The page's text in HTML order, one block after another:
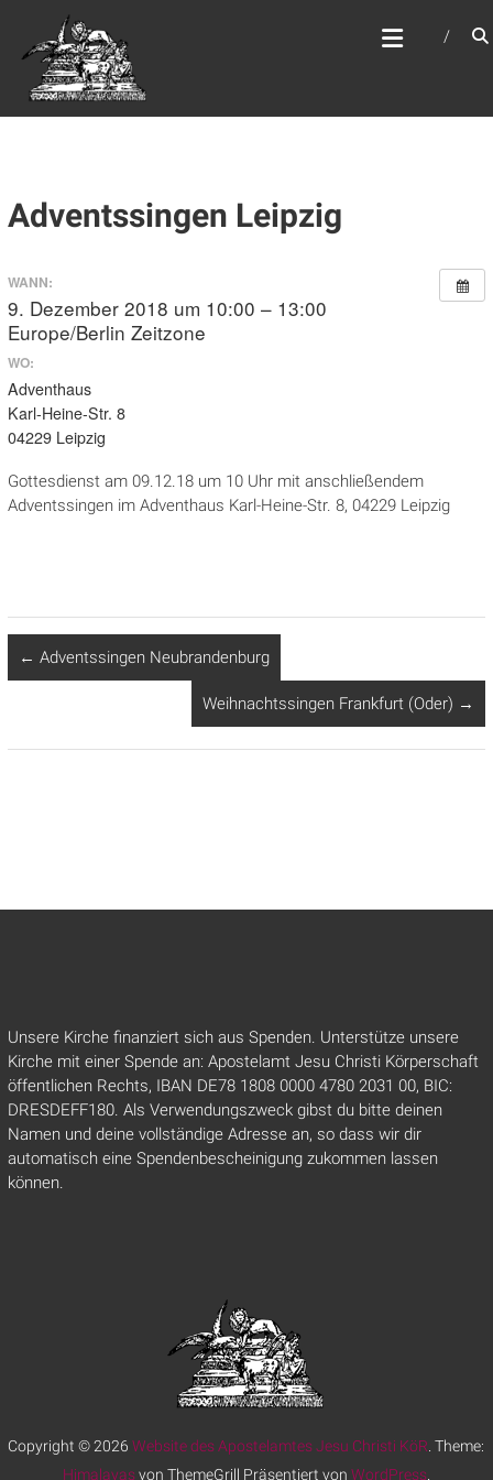
springen
WEBSITE DES
APOSTELAMTES JESU
CHRISTI KÖR
Adventssingen Leipzig
WANN:
9. Dezember 2018 um 10:00 – 13:00
Europe/Berlin Zeitzone
WO:
Adventhaus
Karl-Heine-Str. 8
04229 Leipzig
Gottesdienst am 09.12.18 um 10 Uhr mit anschließendem
Adventssingen im Adventhaus Karl-Heine-Str. 8, 04229 Leipzig
← Adventssingen Neubrandenburg
Weihnachtssingen Frankfurt (Oder) →
Unsere Kirche finanziert sich aus Spenden. Unterstütze unsere
Kirche mit einer Spende an: Apostelamt Jesu Christi Körperschaft
öffentlichen Rechts, IBAN DE78 1808 0000 4780 2031 00, BIC:
DRESDEFF180. Als Verwendungszweck gibst du bitte deinen
Namen und deine vollständige Adresse an, so dass wir dir
automatisch eine Spendenbescheinigung zukommen lassen
können.
Copyright © 2026Website des Apostelamtes Jesu Christi KöR . Theme:
Himalayasvon ThemeGrill Präsentiert von WordPress.